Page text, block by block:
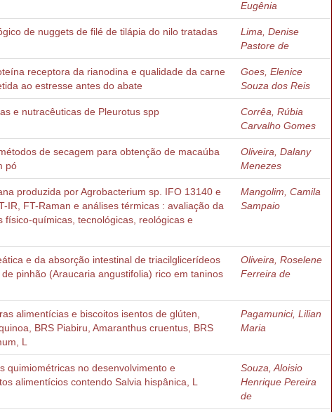
Eugênia
de nuggets de filé de tilápia do nilo tratadas
Lima, Denise
Pastore de
receptora da rianodina e qualidade da carne
ao estresse antes do abate
Goes, Elenice
Souza dos Reis
e nutracêuticas de Pleurotus spp
Corrêa, Rúbia
Carvalho Gomes
de secagem para obtenção de macaúba
pó
Oliveira, Dalany
Menezes
produzida por Agrobacterium sp. IFO 13140 e
IR, FT-Raman e análises térmicas : avaliação da
físico-químicas, tecnológicas, reológicas e
Mangolim, Camila
Sampaio
e da absorção intestinal de triacilglicerídeos
pinhão (Araucaria angustifolia) rico em taninos
Oliveira, Roselene
Ferreira de
alimentícias e biscoitos isentos de glúten,
BRS Piabiru, Amaranthus cruentus, BRS
L
Pagamunici, Lilian
Maria
quimiométricas no desenvolvimento e
alimentícios contendo Salvia hispânica, L
Souza, Aloisio
Henrique Pereira
de